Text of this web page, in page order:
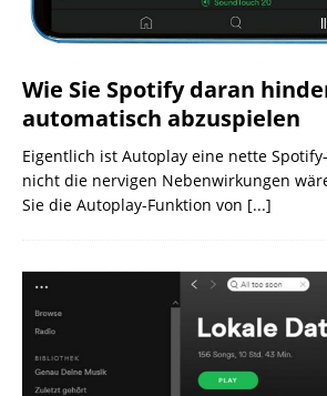
Wie Sie Spotify daran
automatisch abzuspielen
Eigentlich ist Autoplay eine nette
nicht die nervigen Nebenwirkungen
Sie die Autoplay-Funktion von [...]